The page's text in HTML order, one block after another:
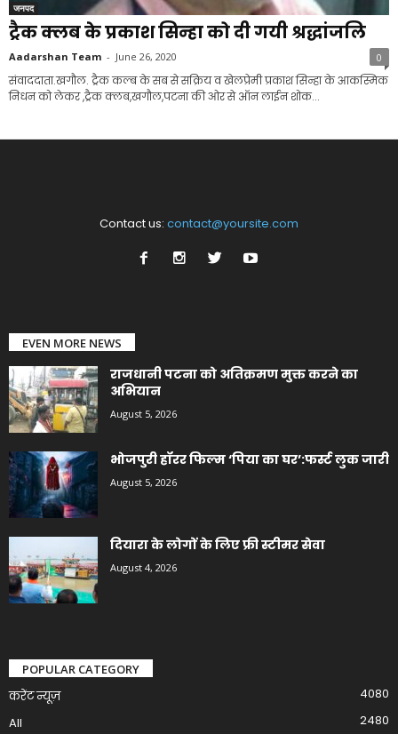
जनपद
ट्रैक क्लब के प्रकाश सिन्हा को दी गयी श्रद्धांजलि
Aadarshan Team - June 26, 2020 0
संवाददाता.खगौल. ट्रैक कल्ब के सब से सक्रिय व खेलप्रेमी प्रकाश सिन्हा के आकस्मिक
निधन को लेकर ,ट्रैक क्लब,खगौल,पटना की ओर से ऑन लाईन शोक...
Contact us: contact@yoursite.com
EVEN MORE NEWS
राजधानी पटना को अतिक्रमण मुक्त करने का
अभियान
August 5, 2026
भोजपुरी हॉरर फिल्म ‘पिया का घर’:फर्स्ट लुक जारी
August 5, 2026
दियारा के लोगों के लिए फ्री स्टीमर सेवा
August 4, 2026
POPULAR CATEGORY
करेंट न्यूज़
4080
All
2480